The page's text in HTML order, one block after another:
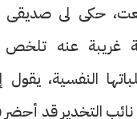
حكى لى صديقى
غريبة عنه
النفسية،
التخدير قد أحضر